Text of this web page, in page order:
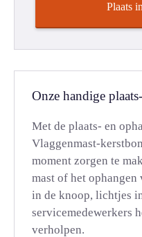
Plaats
Onze handige
Met de plaats- en
Vlaggenmast-
moment zorgen te
mast of het
in de knoop, lichtjes
servicemedewerkers
verholpen.